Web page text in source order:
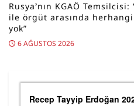
Rusya’nın KGAÖ
ile örgüt arasında
yok”
6 AĞUSTOS 2026
Recep Tayyip Erdoğan